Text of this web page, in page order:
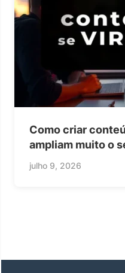
Como criar
ampliam muito o
julho 9, 2026